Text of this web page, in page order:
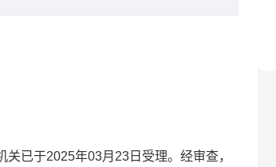
已于2025年03月23日受理。经审查，